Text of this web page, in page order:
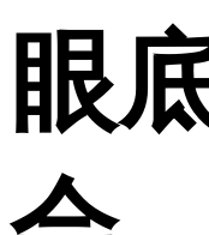
眼